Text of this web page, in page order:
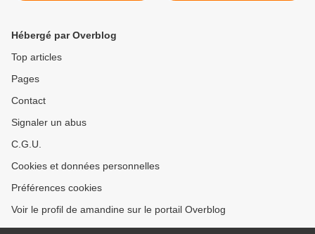
Hébergé par Overblog
Top articles
Pages
Contact
Signaler un abus
C.G.U.
Cookies et données personnelles
Préférences cookies
Voir le profil de amandine sur le portail Overblog